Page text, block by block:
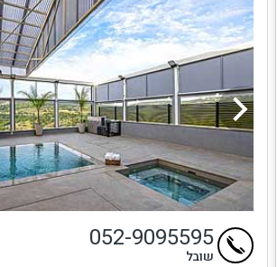
052-9095595
שובל